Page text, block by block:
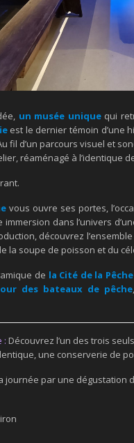
un musée uniquequi
est le dernier témoin d’une
fil d’un parcours visuel et
réaménagé à l’identique
vous ouvre ses portes,
immersion dans l’univers
découvrez
la soupe de poisson et du
de la Cité de la Pêche
des bateaux de pêche
: Découvrez l’un des trois
une conserverie de
journée par une dégustation